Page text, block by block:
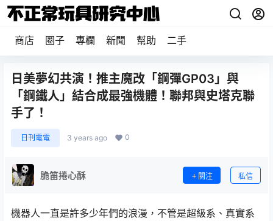
商店 圈子 專欄 新聞 幫助 二手
日美夢幻共演！推主魔改「鋼彈GP03」與
「鋼鐵人」結合成最強機體！聯邦與史塔克聯
手了！
日刊電電 3 years ago 0
脆笛捲心酥 關注 私信
機器人一直是許多少年們的浪漫，不管是超級系、真實系